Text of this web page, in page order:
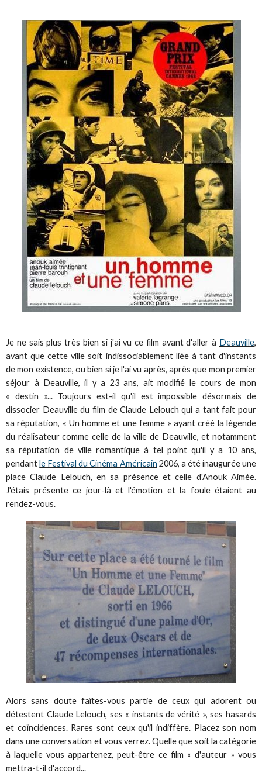
Je ne sais plus très bien si j'ai vu ce film avant d'aller à Deauville,
avant que cette ville soit indissociablement liée à tant d'instants
de mon existence, ou bien si je l'ai vu après, après que mon premier
séjour à Deauville, il y a 23 ans, ait modifié le cours de mon
« destin »... Toujours est-il qu'il est impossible désormais de
dissocier Deauville du film de Claude Lelouch qui a tant fait pour
sa réputation, « Un homme et une femme » ayant créé la légende
du réalisateur comme celle de la ville de Deauville, et notamment
sa réputation de ville romantique à tel point qu'il y a 10 ans,
pendantle Festival du Cinéma Américain 2006, a été inaugurée une
place Claude Lelouch, en sa présence et celle d'Anouk Aimée.
J'étais présente ce jour-là et l'émotion et la foule étaient au
rendez-vous.
Alors sans doute faîtes-vous partie de ceux qui adorent ou
détestent Claude Lelouch, ses « instants de vérité », ses hasards
et coïncidences. Rares sont ceux qu'il indiffère. Placez son nom
dans une conversation et vous verrez. Quelle que soit la catégorie
à laquelle vous appartenez, peut-être ce film « d'auteur » vous
mettra-t-il d'accord...